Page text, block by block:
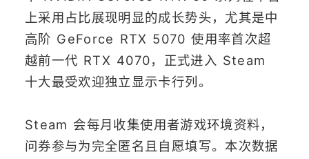
上采用占比展现明显的成长势头，尤其是中
高阶 GeForce RTX 5070 使用率首次超
越前一代 RTX 4070，正式进入 Steam
十大最受欢迎独立显示卡行列。
Steam 会每月收集使用者游戏环境资料，
问券参与为完全匿名且自愿填写。本次数据